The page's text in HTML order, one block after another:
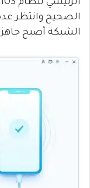
الصحيح وانتظر
الشبكة أصبح